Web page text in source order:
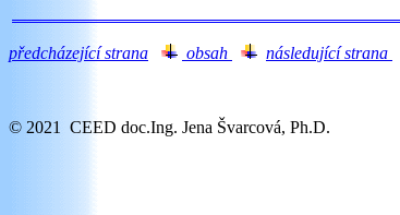
předcházející strana obsah následující strana
© 2021 CEED doc.Ing. Jena Švarcová, Ph.D.